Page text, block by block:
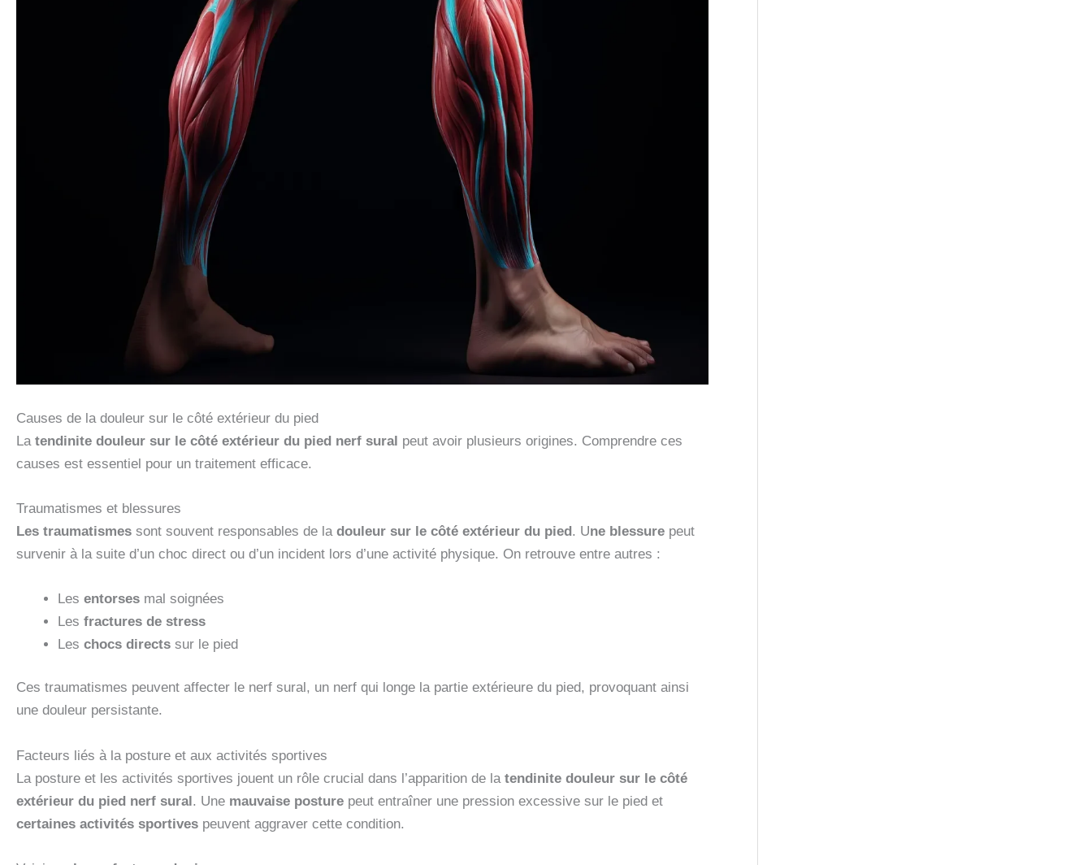
Causes de la douleur sur le côté extérieur du pied
La tendinite douleur sur le côté extérieur du pied nerf sural peut avoir plusieurs origines. Comprendre ces
causes est essentiel pour un traitement efficace.
Traumatismes et blessures
Les traumatismes sont souvent responsables de la douleur sur le côté extérieur du pied. Une blessure peut
survenir à la suite d’un choc direct ou d’un incident lors d’une activité physique. On retrouve entre autres :
Les entorses mal soignées
Les fractures de stress
Les chocs directs sur le pied
Ces traumatismes peuvent affecter le nerf sural, un nerf qui longe la partie extérieure du pied, provoquant ainsi
une douleur persistante.
Facteurs liés à la posture et aux activités sportives
La posture et les activités sportives jouent un rôle crucial dans l’apparition de la tendinite douleur sur le côté
extérieur du pied nerf sural. Une mauvaise posture peut entraîner une pression excessive sur le pied et
certaines activités sportives peuvent aggraver cette condition.